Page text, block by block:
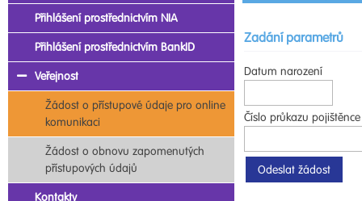
Zadání parametrů
Datum narození
Číslo průkazu pojištěnce
Přihlášení prostřednictvím NIA
Přihlášení prostřednictvím BankID
Veřejnost
Žádost o přístupové údaje pro online
komunikaci
Žádost o obnovu zapomenutých
přístupových údajů
Kontakty